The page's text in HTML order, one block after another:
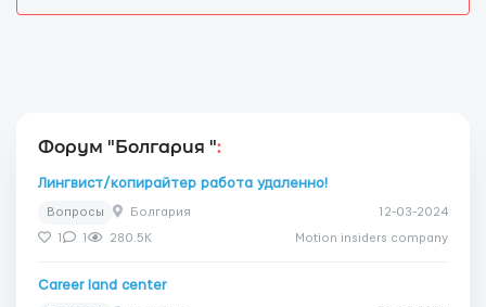
Форум "Болгария ":
Лингвист/копирайтер работа удаленно!
Вопросы Болгария 12-03-2024
1 1 280.5K Motion insiders company
Career land center